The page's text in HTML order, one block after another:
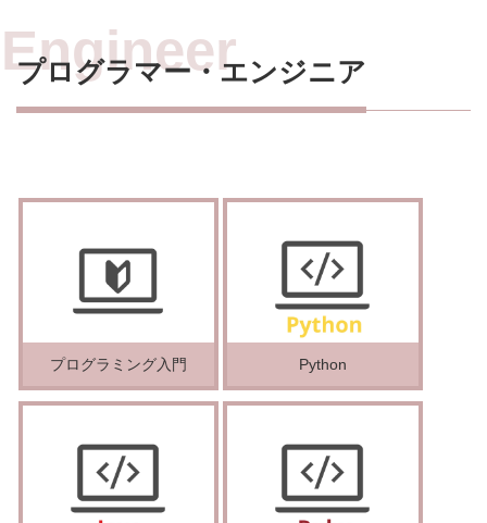
プログラマー・エンジニア
プログラミング入門 Python